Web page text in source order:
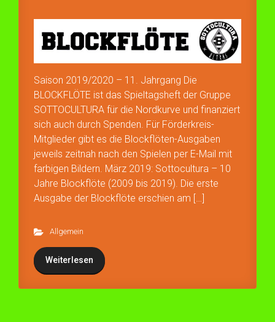
Saison 2019/2020 – 11. Jahrgang Die
BLOCKFLÖTE ist das Spieltagsheft der Gruppe
SOTTOCULTURA für die Nordkurve und finanziert
sich auch durch Spenden. Für Förderkreis-
Mitglieder gibt es die Blockflöten-Ausgaben
jeweils zeitnah nach den Spielen per E-Mail mit
farbigen Bildern. März 2019: Sottocultura – 10
Jahre Blockflöte (2009 bis 2019). Die erste
Ausgabe der Blockflöte erschien am […]
Allgemein
Weiterlesen